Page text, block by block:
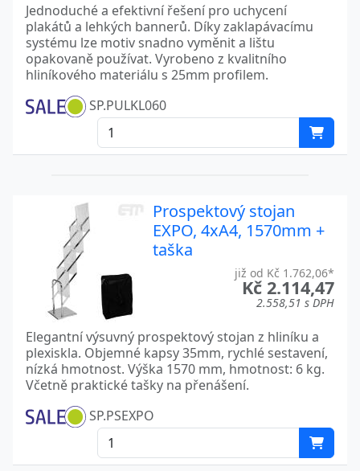
Jednoduché a efektivní řešení pro uchycení
plakátů a lehkých bannerů. Díky zaklapávacímu
systému lze motiv snadno vyměnit a lištu
opakovaně používat. Vyrobeno z kvalitního
hliníkového materiálu s 25mm profilem.
SP.PULKL060
Prospektový stojan
EXPO, 4xA4, 1570mm +
taška
již od Kč 1.762,06*
Kč 2.114,47
2.558,51 s DPH
Elegantní výsuvný prospektový stojan z hliníku a
plexiskla. Objemné kapsy 35mm, rychlé sestavení,
nízká hmotnost. Výška 1570 mm, hmotnost: 6 kg.
Včetně praktické tašky na přenášení.
SP.PSEXPO